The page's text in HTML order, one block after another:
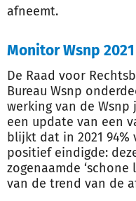
afneemt.
Monitor Wsnp 2021
De Raad voor
Bureau Wsnp
werking van de
een update van een
blijkt dat in 2021 94%
positief eindigde:
zogenaamde
van de trend van de